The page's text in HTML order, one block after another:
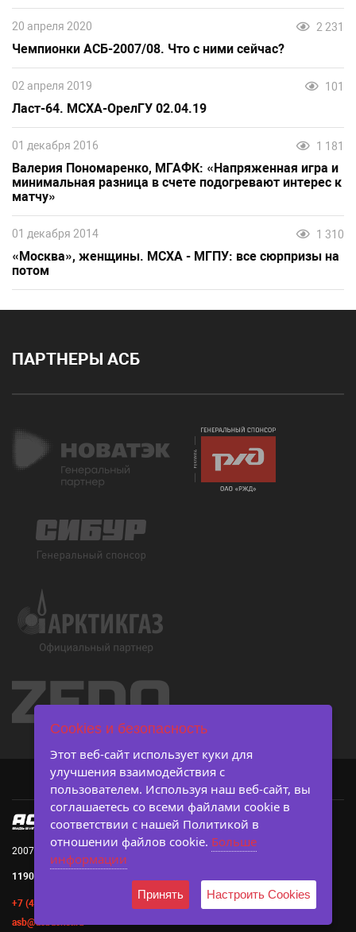
20 апреля 2020 2 231
Чемпионки АСБ-2007/08. Что с ними сейчас?
02 апреля 2019 101
Ласт-64. МСХА-ОрелГУ 02.04.19
01 декабря 2016 1 181
Валерия Пономаренко, МГАФК: «Напряженная игра и
минимальная разница в счете подогревают интерес к
матчу»
01 декабря 2014 1 310
«Москва», женщины. МСХА - МГПУ: все сюрпризы на
потом
ПАРТНЕРЫ АСБ
2007-2026 © Ассоциация студенческого баскетбола
119019, г. Москва, Большой Афанасьевский пер., д. 3, с. 3
+7 (495) 642-45-83
asb@asbasket.ru
Cookies и безопасность
Этот веб-сайт использует куки для
улучшения взаимодействия с
пользователем. Используя наш веб-сайт, вы
соглашаетесь со всеми файлами cookie в
соответствии с нашей Политикой в ​​
отношении файлов cookie. Больше
информации
Принять Настроить Cookies